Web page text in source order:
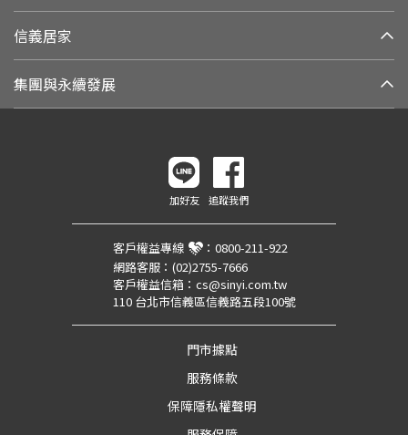
信義居家
集團與永續發展
加好友 追蹤我們
客戶權益專線 ： 0800-211-922
網路客服： (02)2755-7666
客戶權益信箱： cs@sinyi.com.tw
110 台北市信義區信義路五段100號
門市據點
服務條款
保障隱私權聲明